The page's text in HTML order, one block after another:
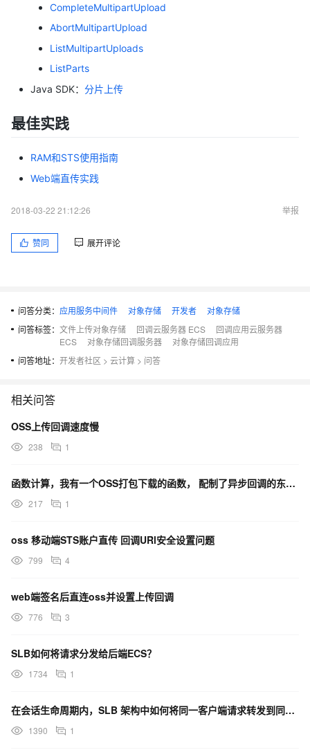
CompleteMultipartUpload
AbortMultipartUpload
ListMultipartUploads
ListParts
Java SDK： 分片上传
最佳实践
RAM和STS使用指南
Web端直传实践
2018-03-22 21:12:26 举报
赞同 展开评论
问答分类： 应用服务中间件 对象存储 开发者
对象存储
问答标签： 文件上传对象存储 回调云服务器 ECS
回调应用云服务器
ECS
对象存储回调服务器
对象存储回调应用
问答地址： 开发者社区 > 云计算 > 问答
相关问答
OSS上传回调速度慢
238 1
函数计算，我有一个OSS打包下载的函数， 配制了异步回调的东西， 我每次发布不同环境的应用后，异步配
217 1
oss 移动端STS账户直传 回调URl安全设置问题
799 4
web端签名后直连oss并设置上传回调
776 3
SLB如何将请求分发给后端ECS？
1734 1
在会话生命周期内，SLB 架构中如何将同一客户端请求转发到同一台后端ECS 上？
1390 1